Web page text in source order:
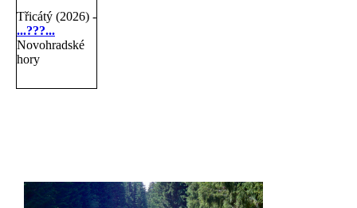
Třicátý (2026) -
...???...
Novohradské
hory